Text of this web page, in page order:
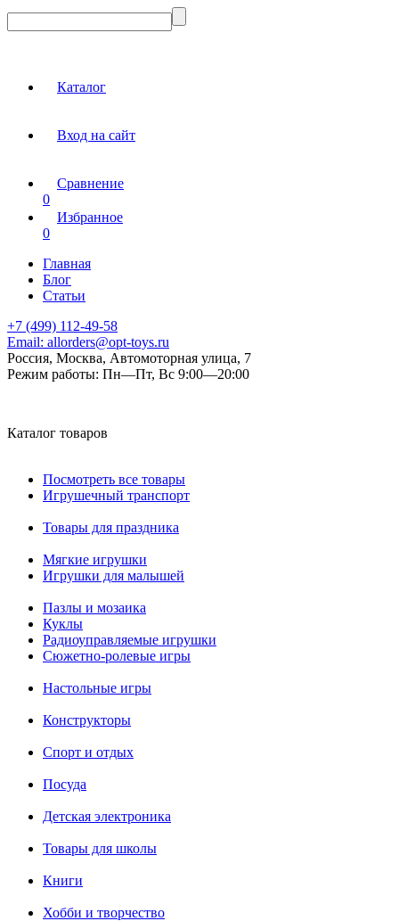
Каталог
Вход на сайт
Сравнение
0
Избранное
0
Главная
Блог
Статьи
+7 (499) 112-49-58
Email: allorders@opt-toys.ru
Россия, Москва, Автомоторная улица, 7
Режим работы: Пн—Пт, Вс 9:00—20:00
Каталог товаров
Посмотреть все товары
Игрушечный транспорт
Товары для праздника
Мягкие игрушки
Игрушки для малышей
Пазлы и мозаика
Куклы
Радиоуправляемые игрушки
Сюжетно-ролевые игры
Настольные игры
Конструкторы
Спорт и отдых
Посуда
Детская электроника
Товары для школы
Книги
Хобби и творчество